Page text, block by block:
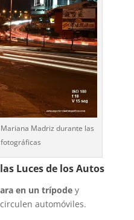
Madriz durante las
Luces de los Autos
en un trípodey
automóviles.